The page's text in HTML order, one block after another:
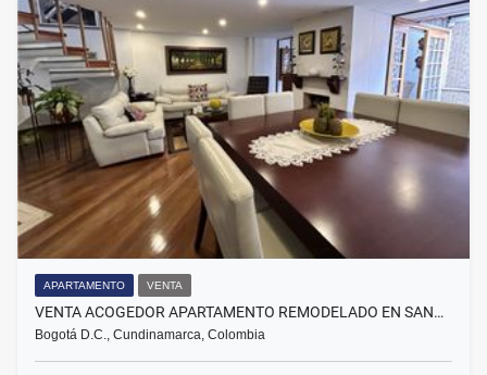
APARTAMENTO VENTA
VENTA ACOGEDOR APARTAMENTO REMODELADO EN SAN…
Bogotá D.C., Cundinamarca, Colombia